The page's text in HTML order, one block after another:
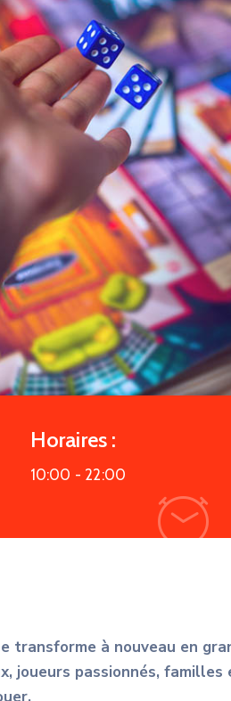
Horaires :
10:00 - 22:00
transforme à nouveau en
joueurs passionnés, familles